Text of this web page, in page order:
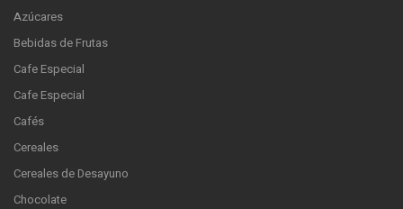
Azúcares
Bebidas de Frutas
Cafe Especial
Cafe Especial
Cafés
Cereales
Cereales de Desayuno
Chocolate